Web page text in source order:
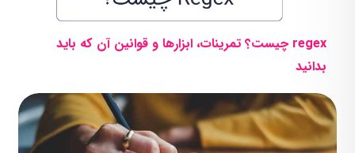
regex چیست؟ تمرینات، ابزارها و قوانین آن که باید
بدانید